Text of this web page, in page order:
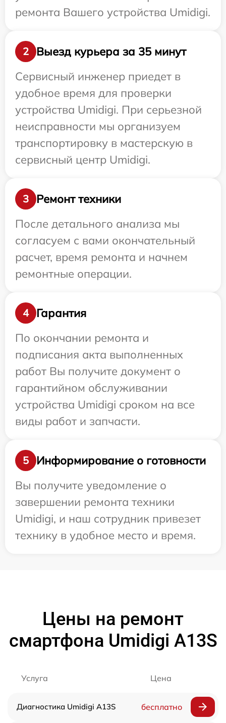
ремонта Вашего устройства Umidigi.
2
Выезд курьера за 35 минут
Сервисный инженер приедет в
удобное время для проверки
устройства Umidigi. При серьезной
неисправности мы организуем
транспортировку в мастерскую в
сервисный центр Umidigi.
3
Ремонт техники
После детального анализа мы
согласуем с вами окончательный
расчет, время ремонта и начнем
ремонтные операции.
4
Гарантия
По окончании ремонта и
подписания акта выполненных
работ Вы получите документ о
гарантийном обслуживании
устройства Umidigi сроком на все
виды работ и запчасти.
5
Информирование о готовности
Вы получите уведомление о
завершении ремонта техники
Umidigi, и наш сотрудник привезет
технику в удобное место и время.
Цены на ремонт
смартфона Umidigi A13S
Услуга Цена
Диагностика Umidigi A13S бесплатно